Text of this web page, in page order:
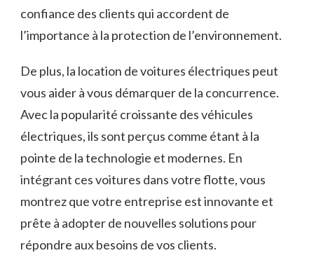
confiance des clients⁤ qui⁤ accordent de
l’importance ⁢à la protection de l’environnement.
De plus, la location de voitures électriques ‍peut
vous aider à vous démarquer de la concurrence.
Avec​ la popularité‌ croissante des véhicules
électriques, ils sont perçus comme étant à la​
pointe de la ⁣technologie et⁣ modernes. En
intégrant ​ces voitures‍ dans votre flotte,⁤ vous
‍montrez que votre entreprise est innovante et
⁤prête à adopter‍ de nouvelles solutions pour
répondre aux besoins de vos‍ clients.